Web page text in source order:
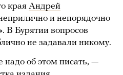
края Андрей
и непорядочно
В Бурятии вопросов
не задавали никому.
надо об этом писать, —